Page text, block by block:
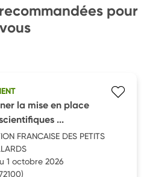
pour
vous
la mise en place
...
FRANCAISE DES PETITS
1 octobre 2026